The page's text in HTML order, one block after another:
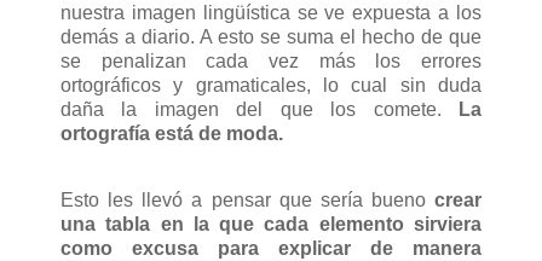
nuestra imagen lingüística se ve expuesta a los
demás a diario. A esto se suma el hecho de que
se penalizan cada vez más los errores
ortográficos y gramaticales, lo cual sin duda
daña la imagen del que los comete.
La
ortografía está de moda.
Esto les llevó a pensar que sería bueno crear
una tabla en la que cada elemento sirviera
como excusa para explicar de manera